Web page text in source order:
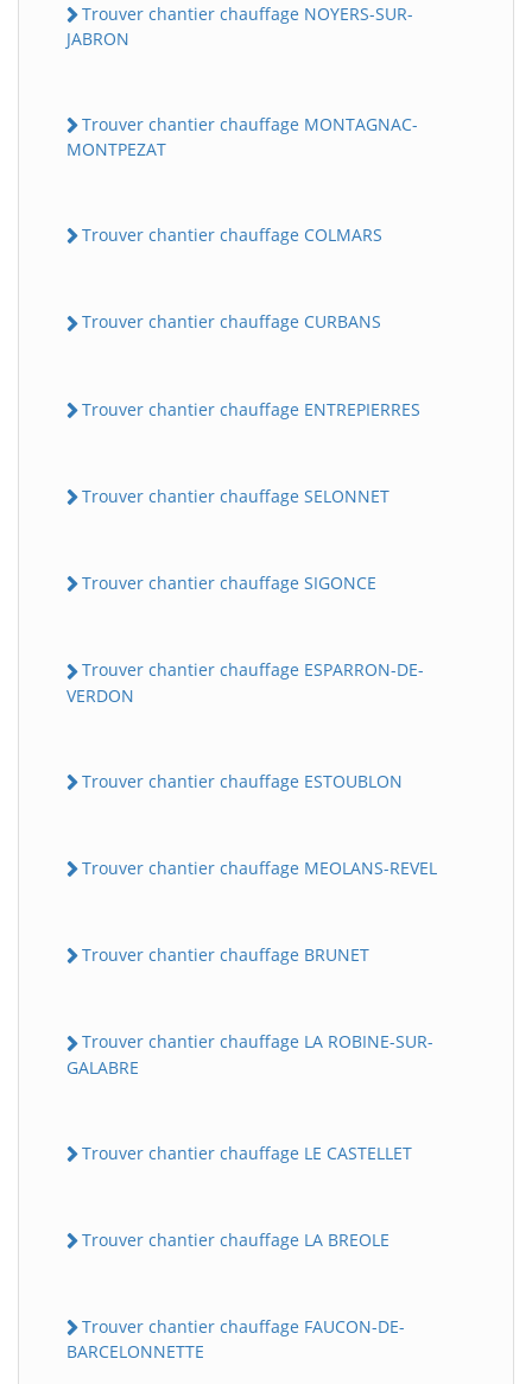
Trouver chantier chauffage NOYERS-SUR-
JABRON
Trouver chantier chauffage MONTAGNAC-
MONTPEZAT
Trouver chantier chauffage COLMARS
Trouver chantier chauffage CURBANS
Trouver chantier chauffage ENTREPIERRES
Trouver chantier chauffage SELONNET
Trouver chantier chauffage SIGONCE
Trouver chantier chauffage ESPARRON-DE-
VERDON
Trouver chantier chauffage ESTOUBLON
Trouver chantier chauffage MEOLANS-REVEL
Trouver chantier chauffage BRUNET
Trouver chantier chauffage LA ROBINE-SUR-
GALABRE
Trouver chantier chauffage LE CASTELLET
Trouver chantier chauffage LA BREOLE
Trouver chantier chauffage FAUCON-DE-
BARCELONNETTE